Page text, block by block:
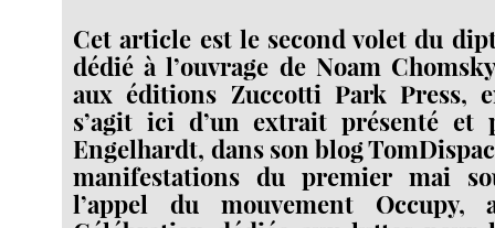
Cet article est le second volet du
dédié à l’ouvrage de Noam
aux éditions Zuccotti Park Press,
s’agit ici d’un extrait présenté et
Engelhardt, dans son blog
manifestations du premier mai
l’appel du mouvement Occupy,